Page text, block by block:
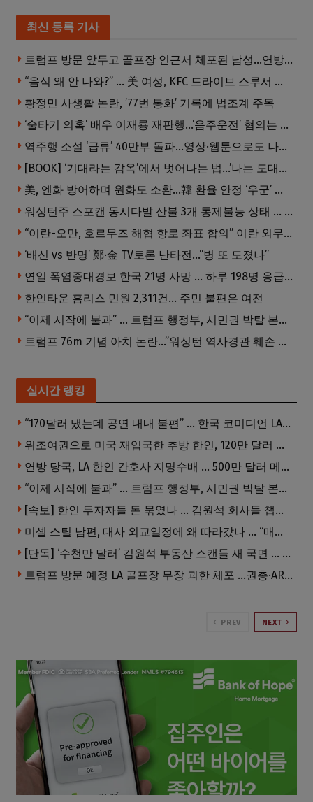
최신 등록 기사
트럼프 방문 앞두고 골프장 인근서 체포된 남성…연방 총기 혐의 적용
“음식 왜 안 나와?” … 美 여성, KFC 드라이브 스루서 소총 위협
황정민 사생활 논란, ’77번 통화’ 기록에 법조계 주목
‘술타기 의혹’ 배우 이재룡 재판행…’음주운전’ 혐의는 제외
역주행 소설 ‘급류’ 40만부 돌파…영상·웹툰으로도 나온다
[BOOK] ‘기대라는 감옥’에서 벗어나는 법…’나는 도대체 왜 눈치를 볼까’
美, 엔화 방어하며 원화도 소환…韓 환율 안정 ‘우군’ 되나
워싱턴주 스포캔 동시다발 산불 3개 통제불능 상태 … 이재민 수십만명
“이란-오만, 호르무즈 해협 항로 좌표 합의” 이란 외무부 발표
‘배신 vs 반명’ 鄭·金 TV토론 난타전…”병 또 도졌나”
연일 폭염중대경보 한국 21명 사망 … 하루 198명 응급실행
한인타운 홈리스 민원 2,311건… 주민 불편은 여전
“이제 시작에 불과” … 트럼프 행정부, 시민권 박탈 본격화
트럼프 76m 기념 아치 논란…”워싱턴 역사경관 훼손 우려”
실시간 랭킹
“170달러 냈는데 공연 내내 불편” … 한국 코미디언 LA공연, 음향 불량에 외모 비하 개그 논란
위조여권으로 미국 재입국한 추방 한인, 120만 달러 은행 사기 행각
연방 당국, LA 한인 간호사 지명수배 … 500만 달러 메디캐어 사기, 선고 직전 한국 도주
“이제 시작에 불과” … 트럼프 행정부, 시민권 박탈 본격화
[속보] 한인 투자자들 돈 묶였나 … 김원석 회사들 챕터7 강제파산·자진파산 잇따라 신청
미셸 스틸 남편, 대사 외교일정에 왜 따라갔나 … “매우 이례적”
[단독] ‘수천만 달러’ 김원석 부동산 스캔들 새 국면 … 한인 투자자들 소송 잇따라 ‘디폴트’ 절차
트럼프 방문 예정 LA 골프장 무장 괴한 체포 …권총·AR 소총 소지
PREV NEXT